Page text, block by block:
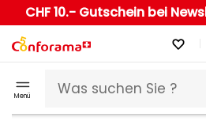
CHF 10.- Gutschein bei
Menü